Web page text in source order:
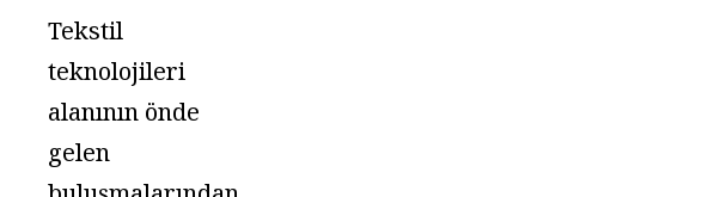
Tekstil
teknolojileri
alanının önde
gelen